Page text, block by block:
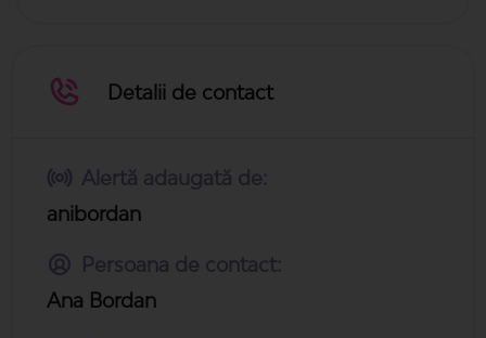
Detalii de contact
Alertă adaugată de:
anibordan
Persoana de contact:
Ana Bordan